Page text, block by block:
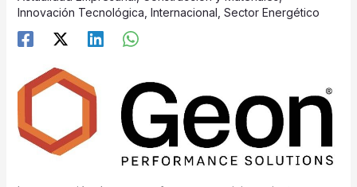
Innovación Tecnológica Internacional Sector Energético